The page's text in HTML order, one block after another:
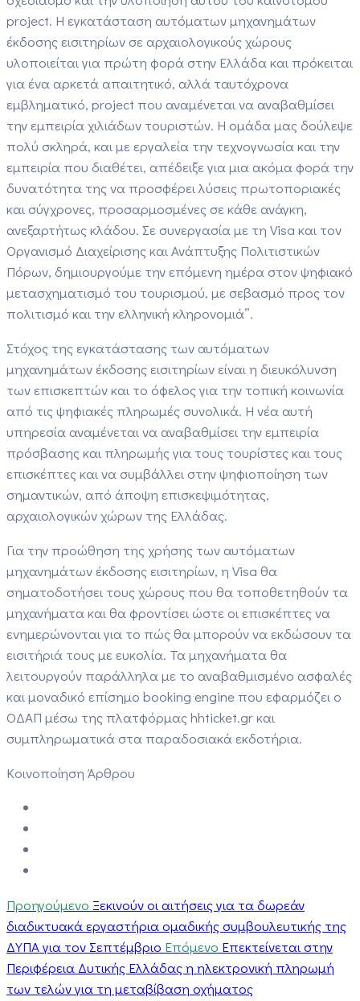
project. Η εγκατάσταση αυτόματων μηχανημάτων
έκδοσης εισιτηρίων σε αρχαιολογικούς χώρους
υλοποιείται για πρώτη φορά στην Ελλάδα και πρόκειται
για ένα αρκετά απαιτητικό, αλλά ταυτόχρονα
εμβληματικό, project που αναμένεται να αναβαθμίσει
την εμπειρία χιλιάδων τουριστών. Η ομάδα μας δούλεψε
πολύ σκληρά, και με εργαλεία την τεχνογνωσία και την
εμπειρία που διαθέτει, απέδειξε για μια ακόμα φορά την
δυνατότητα της να προσφέρει λύσεις πρωτοποριακές
και σύγχρονες, προσαρμοσμένες σε κάθε ανάγκη,
ανεξαρτήτως κλάδου. Σε συνεργασία με τη Visa και τον
Οργανισμό Διαχείρισης και Ανάπτυξης Πολιτιστικών
Πόρων, δημιουργούμε την επόμενη ημέρα στον ψηφιακό
μετασχηματισμό του τουρισμού, με σεβασμό προς τον
πολιτισμό και την ελληνική κληρονομιά”.
Στόχος της εγκατάστασης των αυτόματων
μηχανημάτων έκδοσης εισιτηρίων είναι η διευκόλυνση
των επισκεπτών και το όφελος για την τοπική κοινωνία
από τις ψηφιακές πληρωμές συνολικά. Η νέα αυτή
υπηρεσία αναμένεται να αναβαθμίσει την εμπειρία
πρόσβασης και πληρωμής για τους τουρίστες και τους
επισκέπτες και να συμβάλλει στην ψηφιοποίηση των
σημαντικών, από άποψη επισκεψιμότητας,
αρχαιολογικών χώρων της Ελλάδας.
Για την προώθηση της χρήσης των αυτόματων
μηχανημάτων έκδοσης εισιτηρίων, η Visa θα
σηματοδοτήσει τους χώρους που θα τοποθετηθούν τα
μηχανήματα και θα φροντίσει ώστε οι επισκέπτες να
ενημερώνονται για το πώς θα μπορούν να εκδώσουν τα
εισιτήριά τους με ευκολία. Τα μηχανήματα θα
λειτουργούν παράλληλα με το αναβαθμισμένο ασφαλές
και μοναδικό επίσημο booking engine που εφαρμόζει ο
ΟΔΑΠ μέσω της πλατφόρμας hhticket.gr και
συμπληρωματικά στα παραδοσιακά εκδοτήρια.
Κοινοποίηση Άρθρου
Προηγούμενο Ξεκινούν οι αιτήσεις για τα δωρεάν
διαδικτυακά εργαστήρια ομαδικής συμβουλευτικής της
ΔΥΠΑ για τον Σεπτέμβριο Επόμενο Επεκτείνεται στην
Περιφέρεια Δυτικής Ελλάδας η ηλεκτρονική πληρωμή
των τελών για τη μεταβίβαση οχήματος